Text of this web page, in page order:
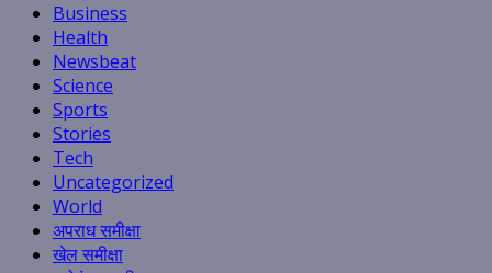
Business
Health
Newsbeat
Science
Sports
Stories
Tech
Uncategorized
World
अपराध समीक्षा
खेल समीक्षा